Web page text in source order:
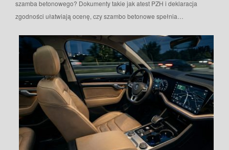
szamba betonowego? Dokumenty takie jak atest PZH i deklaracja
zgodności ułatwiają ocenę, czy szambo betonowe spełnia…